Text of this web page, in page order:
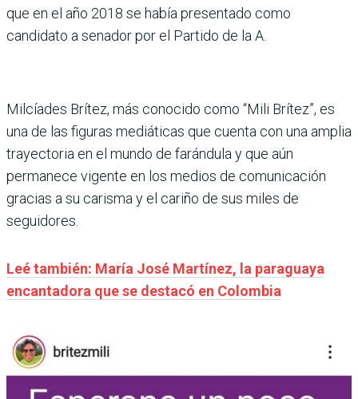
que en el año 2018 se había presentado como
candidato a senador por el Partido de la A.
Milcíades Brítez, más conocido como “Mili Brítez”, es
una de las figuras mediáticas que cuenta con una amplia
trayectoria en el mundo de farándula y que aún
permanece vigente en los medios de comunicación
gracias a su carisma y el cariño de sus miles de
seguidores.
Leé también: María José Martínez, la paraguaya
encantadora que se destacó en Colombia